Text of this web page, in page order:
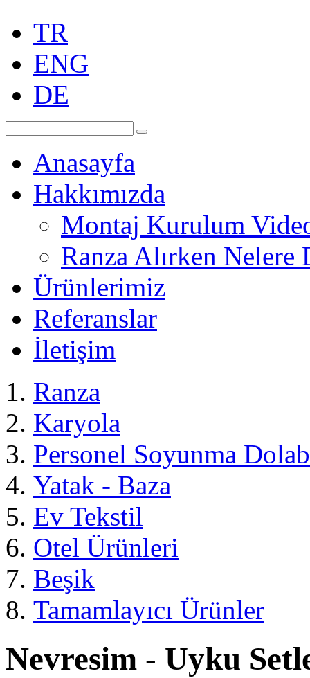
TR
ENG
DE
Anasayfa
Hakkımızda
Montaj Kurulum
Ranza Alırken
Ürünlerimiz
Referanslar
İletişim
Ranza
Karyola
Personel Soyunma
Yatak - Baza
Ev Tekstil
Otel Ürünleri
Beşik
Tamamlayıcı Ürünler
Nevresim - Uyku